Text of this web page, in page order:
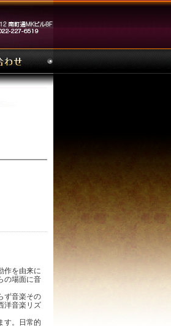
作を由来に
の場面に音
ず音楽その
洋音楽リズ
す。日常的